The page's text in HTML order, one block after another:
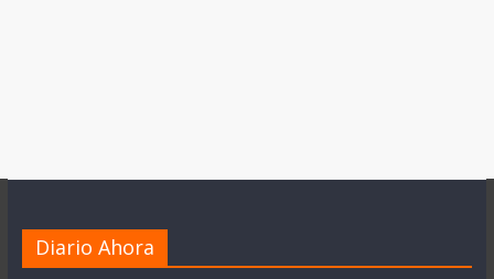
Diario Ahora